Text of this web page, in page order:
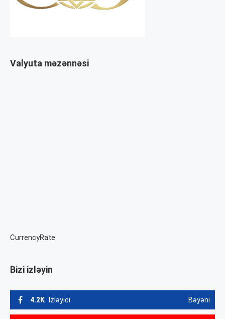
Valyuta məzənnəsi
CurrencyRate
Bizi izləyin
4.2K İzləyici Bəyəni